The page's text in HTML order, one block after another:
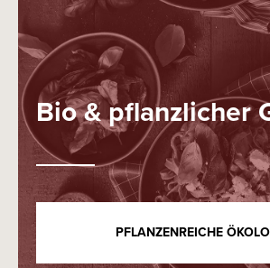
Bio & pflanzlicher
PFLANZENREICHE